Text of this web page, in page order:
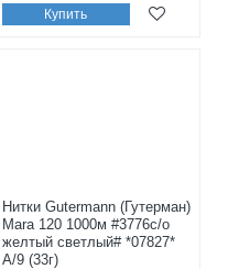
Купить
Нитки Gutermann (Гутерман)
Mara 120 1000м #3776с/о
желтый светлый# *07827*
A/9 (33г)